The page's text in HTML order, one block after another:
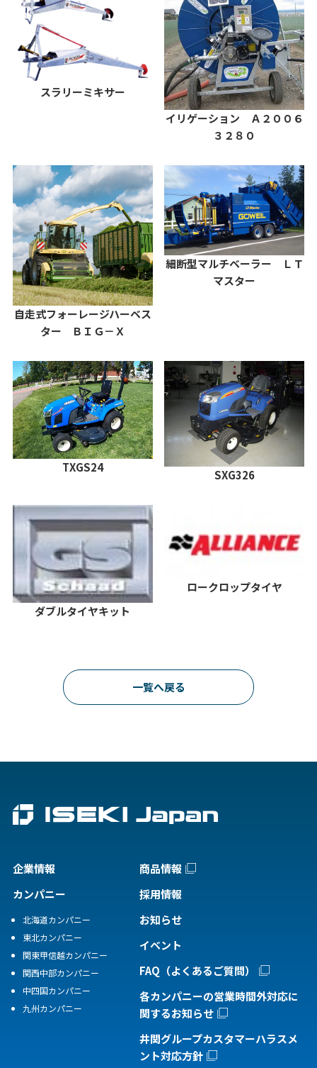
スラリーミキサー
イリゲーション Ａ２００６
３２８０
自走式フォーレージハーベス
ター ＢＩＧ－Ｘ
細断型マルチベーラー ＬＴ
マスター
TXGS24
SXG326
ダブルタイヤキット
ロークロップタイヤ
一覧へ戻る
企業情報
カンパニー
北海道カンパニー
東北カンパニー
関東甲信越カンパニー
関西中部カンパニー
中四国カンパニー
九州カンパニー
商品情報
採用情報
お知らせ
イベント
FAQ（よくあるご質問）
各カンパニーの営業時間外対応に
関するお知らせ
井関グループカスタマーハラスメ
ント対応方針